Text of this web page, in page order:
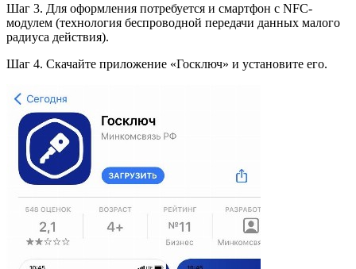
Шаг 3. Для оформления потребуется и смартфон с NFC-
модулем (технология беспроводной передачи данных малого
радиуса действия).
Шаг 4. Скачайте приложение «Госключ» и установите его.